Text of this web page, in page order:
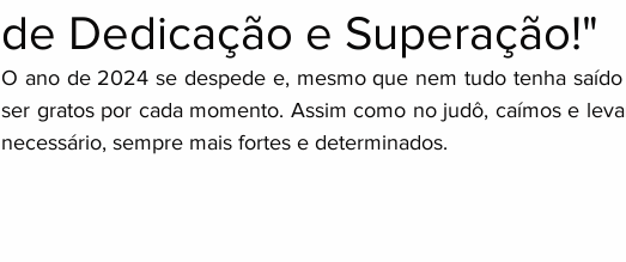
de Dedicação e Superação!"
O ano de 2024 se despede e, mesmo que nem tudo tenha
ser gratos por cada momento. Assim como no judô, caímos e
necessário, sempre mais fortes e determinados.